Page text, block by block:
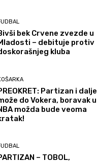
bek Crvene zvezde u
– debituje protiv
kluba
Partizan i dalje
do Vokera, boravak u
možda bude veoma
– TOBOL,